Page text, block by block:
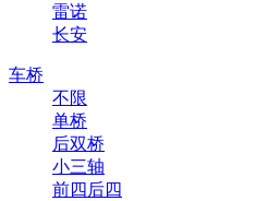
雷诺
长安
车桥
不限
单桥
后双桥
小三轴
前四后四